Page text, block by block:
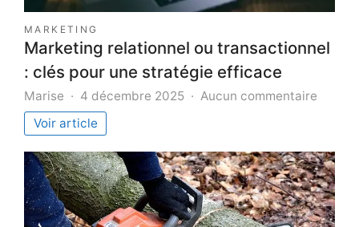
MARKETING
Marketing relationnel ou transactionnel
: clés pour une stratégie efficace
Marise 4 décembre 2025 Aucun commentaire
:
clés
pour
Voir article